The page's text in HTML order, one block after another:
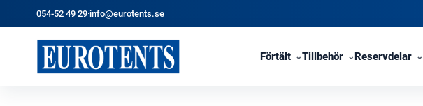
054-52 49 29·info@eurotents.se
Förtält Tillbehör Reservdelar